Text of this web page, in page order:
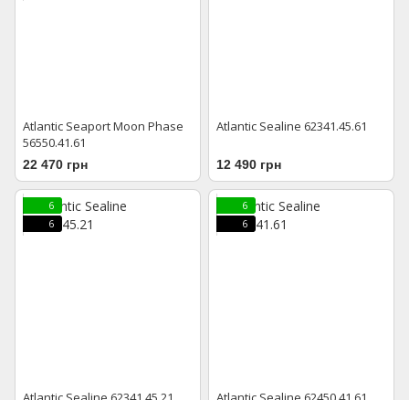
Atlantic Seaport Moon Phase
56550.41.61
22 470 грн
Atlantic Sealine 62341.45.61
12 490 грн
6
6
6
6